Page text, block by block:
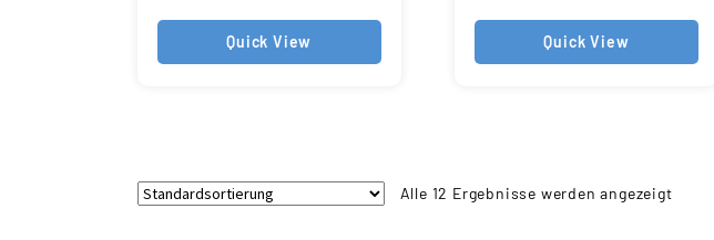
Quick View Quick View
Alle 12 Ergebnisse werden angezeigt